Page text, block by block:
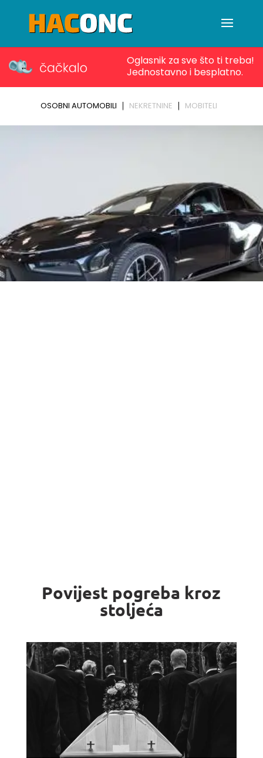
Povijest pogreba kroz
stoljeća